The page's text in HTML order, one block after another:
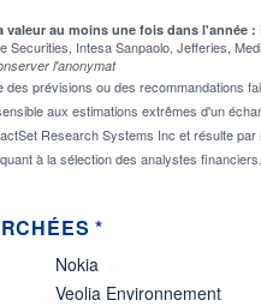
au moins une fois dans l'année :
Securities, Intesa Sanpaolo, Jefferies,
l'anonymat
prévisions ou des recommandations
aux estimations extrêmes d'un
Research Systems Inc et résulte
à la sélection des analystes
*
Nokia
Veolia Environnement